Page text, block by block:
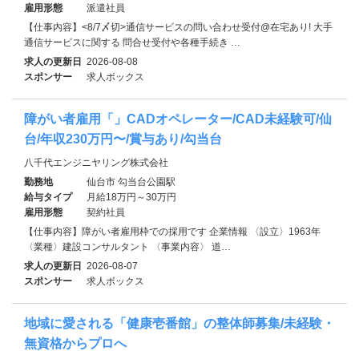
雇用形態
派遣社員
【仕事内容】<8/7〆切>通信サービスの問い合わせ受付@在宅あり! 大手
通信サービスに関する 問合せ受付や各種手続き …
求人の更新日 2026-08-08
スポンサー
求人ボックス
障がい者雇用「」CADオペレーター/CAD未経験可/仙
台/年収230万円〜/賞与あり/勾当台
八千代エンジニヤリング株式会社
勤務地
仙台市 勾当台公園駅
給与タイプ
月給18万円～30万円
雇用形態
契約社員
【仕事内容】障がい者雇用枠での採用です 企業情報 〈設立〉1963年
〈業種〉建設コンサルタント 〈事業内容〉 道…
求人の更新日 2026-08-07
スポンサー
求人ボックス
地域に愛される「健康壱番館」の整体師募集/未経験・
無資格からプロへ